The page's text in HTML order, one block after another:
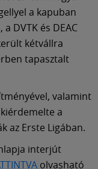
a kapuban
DVTK és DEAC
kétvállra
tapasztalt
valamint
a
az Erste Ligában.
interjút
olvasható